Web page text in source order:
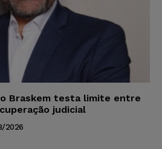
Braskem testa limite entre
judicial
2026